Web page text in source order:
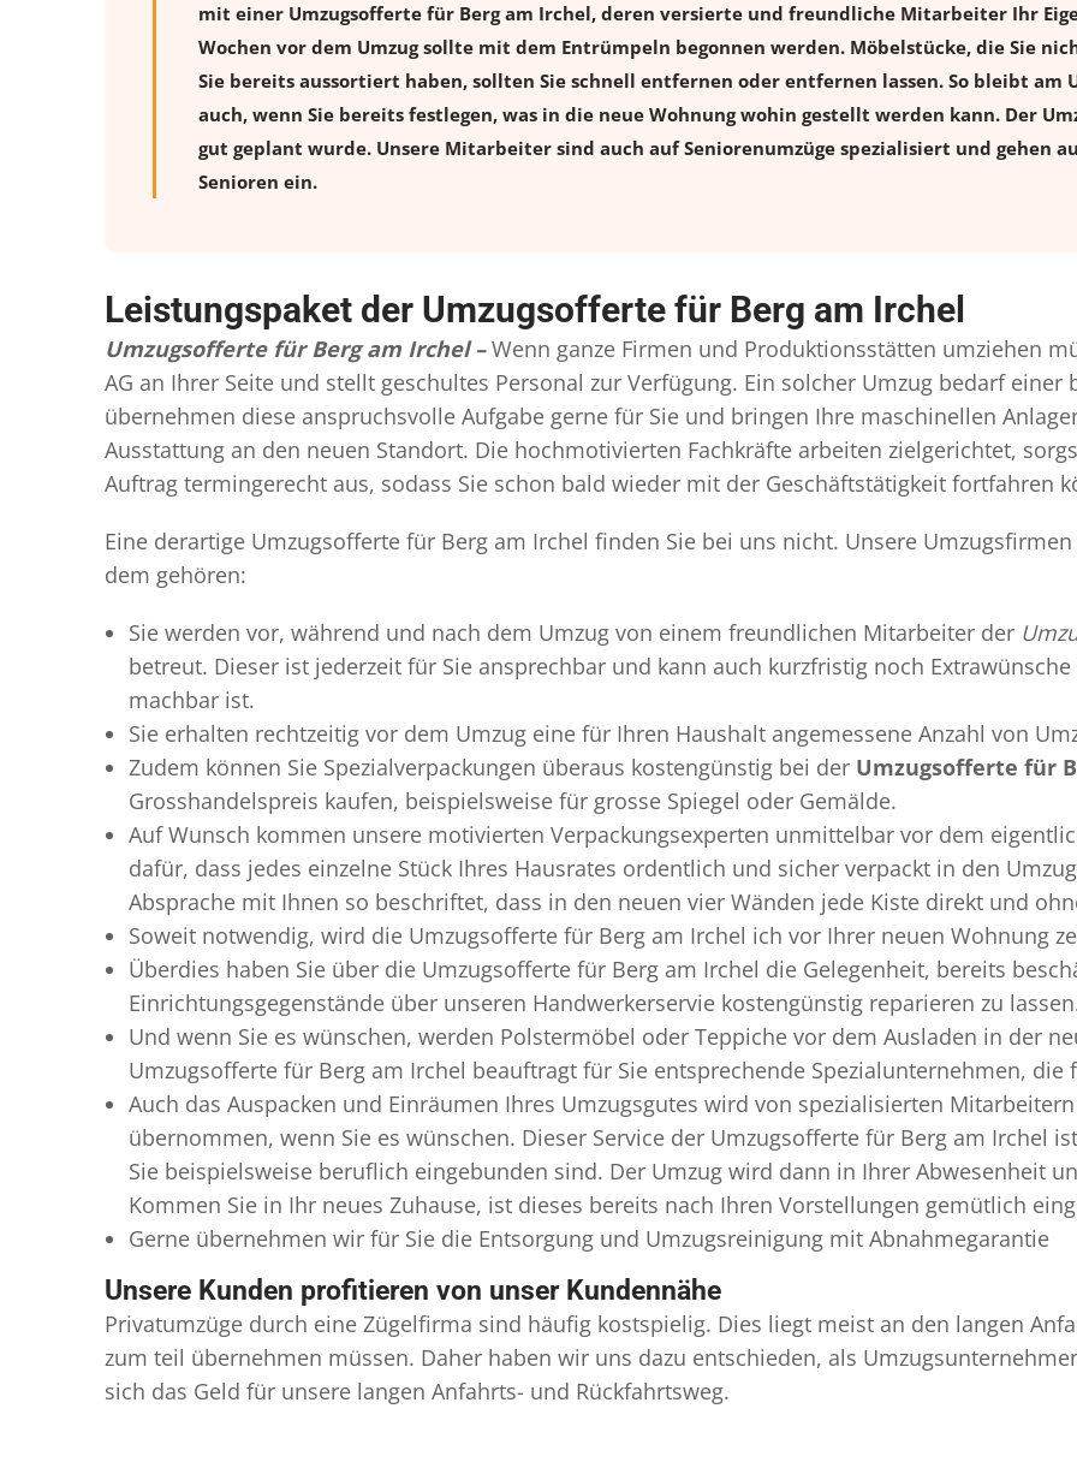
mit einer Umzugsofferte für Berg am Irchel, deren versierte und freundliche Mitarbeiter Ihr
Wochen vor dem Umzug sollte mit dem Entrümpeln begonnen werden. Möbelstücke, die Sie
Sie bereits aussortiert haben, sollten Sie schnell entfernen oder entfernen lassen. So bleibt am
auch, wenn Sie bereits festlegen, was in die neue Wohnung wohin gestellt werden kann. Der
gut geplant wurde. Unsere Mitarbeiter sind auch auf Seniorenumzüge spezialisiert und gehen
Senioren ein.
Leistungspaket der Umzugsofferte für Berg am Irchel
Umzugsofferte für Berg am Irchel – Wenn ganze Firmen und Produktionsstätten umziehen
AG an Ihrer Seite und stellt geschultes Personal zur Verfügung. Ein solcher Umzug bedarf
übernehmen diese anspruchsvolle Aufgabe gerne für Sie und bringen Ihre maschinellen
Ausstattung an den neuen Standort. Die hochmotivierten Fachkräfte arbeiten zielgerichtet,
Auftrag termingerecht aus, sodass Sie schon bald wieder mit der Geschäftstätigkeit fortfahren
Eine derartige Umzugsofferte für Berg am Irchel finden Sie bei uns nicht. Unsere
dem gehören:
Sie werden vor, während und nach dem Umzug von einem freundlichen Mitarbeiter der
betreut. Dieser ist jederzeit für Sie ansprechbar und kann auch kurzfristig noch
machbar ist.
Sie erhalten rechtzeitig vor dem Umzug eine für Ihren Haushalt angemessene Anzahl von
Zudem können Sie Spezialverpackungen überaus kostengünstig bei der Umzugsofferte für
Grosshandelspreis kaufen, beispielsweise für grosse Spiegel oder Gemälde.
Auf Wunsch kommen unsere motivierten Verpackungsexperten unmittelbar vor dem
dafür, dass jedes einzelne Stück Ihres Hausrates ordentlich und sicher verpackt in den
Absprache mit Ihnen so beschriftet, dass in den neuen vier Wänden jede Kiste direkt und
Soweit notwendig, wird die Umzugsofferte für Berg am Irchel ich vor Ihrer neuen Wohnung
Überdies haben Sie über die Umzugsofferte für Berg am Irchel die Gelegenheit, bereits
Einrichtungsgegenstände über unseren Handwerkerservie kostengünstig reparieren zu
Und wenn Sie es wünschen, werden Polstermöbel oder Teppiche vor dem Ausladen in der
Umzugsofferte für Berg am Irchel beauftragt für Sie entsprechende Spezialunternehmen,
Auch das Auspacken und Einräumen Ihres Umzugsgutes wird von spezialisierten
übernommen, wenn Sie es wünschen. Dieser Service der Umzugsofferte für Berg am Irchel
Sie beispielsweise beruflich eingebunden sind. Der Umzug wird dann in Ihrer Abwesenheit
Kommen Sie in Ihr neues Zuhause, ist dieses bereits nach Ihren Vorstellungen gemütlich
Gerne übernehmen wir für Sie die Entsorgung und Umzugsreinigung mit Abnahmegarantie
Unsere Kunden profitieren von unser Kundennähe
Privatumzüge durch eine Zügelfirma sind häufig kostspielig. Dies liegt meist an den langen
zum teil übernehmen müssen. Daher haben wir uns dazu entschieden, als
sich das Geld für unsere langen Anfahrts- und Rückfahrtsweg.